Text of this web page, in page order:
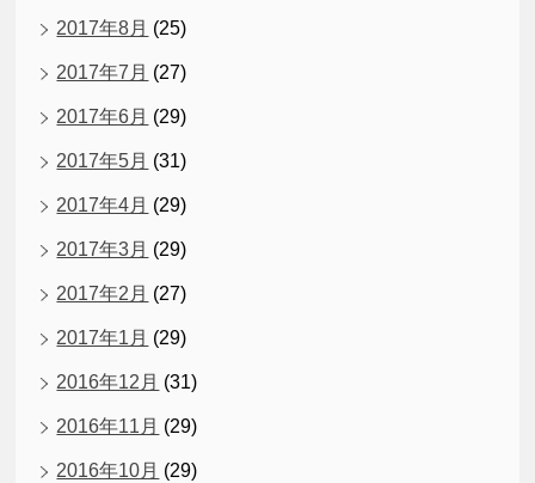
2017年8月 (25)
2017年7月 (27)
2017年6月 (29)
2017年5月 (31)
2017年4月 (29)
2017年3月 (29)
2017年2月 (27)
2017年1月 (29)
2016年12月 (31)
2016年11月 (29)
2016年10月 (29)